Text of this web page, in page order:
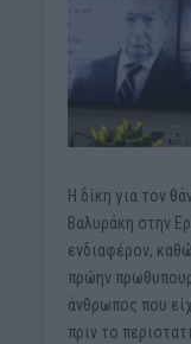
Η δίκη για τον
Βαλυράκη στην
ενδιαφέρον,
πρώην
άνθρωπος που
πριν το